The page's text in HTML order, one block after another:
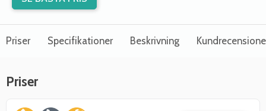
Priser Specifikationer Beskrivning
Priser